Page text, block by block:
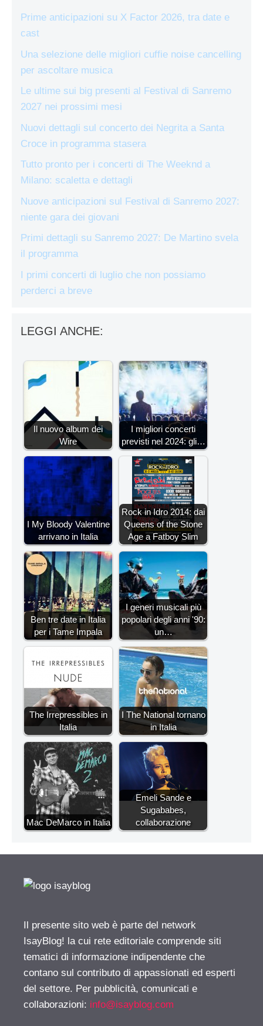
Prime anticipazioni su X Factor 2026, tra date e
cast
Una selezione delle migliori cuffie noise cancelling
per ascoltare musica
Le ultime sui big presenti al Festival di Sanremo
2027 nei prossimi mesi
Nuovi dettagli sul concerto dei Negrita a Santa
Croce in programma stasera
Tutto pronto per i concerti di The Weeknd a
Milano: scaletta e dettagli
Nuove anticipazioni sul Festival di Sanremo 2027:
niente gara dei giovani
Primi dettagli su Sanremo 2027: De Martino svela
il programma
I primi concerti di luglio che non possiamo
perderci a breve
LEGGI ANCHE:
Il nuovo album dei
Wire
I migliori concerti
previsti nel 2024: gli…
I My Bloody Valentine
arrivano in Italia
Rock in Idro 2014: dai
Queens of the Stone
Age a Fatboy Slim
Ben tre date in Italia
per i Tame Impala
I generi musicali più
popolari degli anni '90:
un…
The Irrepressibles in
Italia
I The National tornano
in Italia
Mac DeMarco in Italia
Emeli Sande e
Sugababes,
collaborazione
Il presente sito web è parte del network
IsayBlog! la cui rete editoriale comprende siti
tematici di informazione indipendente che
contano sul contributo di appassionati ed esperti
del settore. Per pubblicità, comunicati e
collaborazioni: info@isayblog.com